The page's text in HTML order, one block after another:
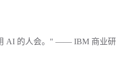
AI 的人会。" —— IBM 商业